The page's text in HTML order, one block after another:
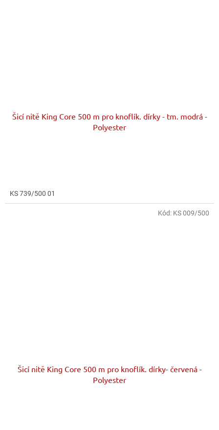
Šicí nitě King Core 500 m pro knoflík. dírky - tm. modrá -
Polyester
KS 739/500 01
Šicí nitě King Core 500 m pro knoflík. dírky- červená -
Polyester
Kód: KS 009/500